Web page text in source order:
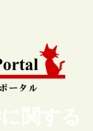
関する